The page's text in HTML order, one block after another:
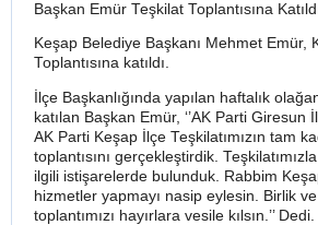
Başkan Emür Teşkilat Toplantısına
Keşap Belediye Başkanı Mehmet Emür,
Toplantısına katıldı.
İlçe Başkanlığında yapılan haftalık
katılan Başkan Emür, ‘’AK Parti Giresun
AK Parti Keşap İlçe Teşkilatımızın tam
toplantısını gerçekleştirdik.
ilgili istişarelerde bulunduk. Rabbim
hizmetler yapmayı nasip eylesin. Birlik
toplantımızı hayırlara vesile kılsın.’’ Dedi.